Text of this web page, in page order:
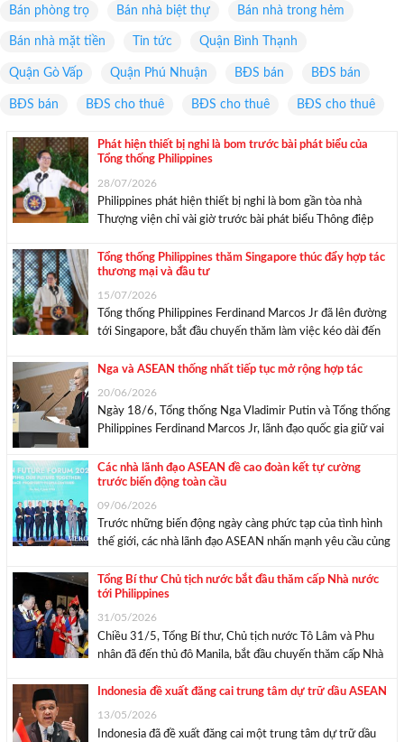
Bán phòng trọ Bán nhà biệt thự Bán nhà trong hẻm
Bán nhà mặt tiền Tin tức Quận Bình Thạnh
Quận Gò Vấp Quận Phú Nhuận BĐS bán BĐS bán
BĐS bán BĐS cho thuê BĐS cho thuê BĐS cho thuê
Phát hiện thiết bị nghi là bom trước bài phát biểu của
Tổng thống Philippines
28/07/2026
Philippines phát hiện thiết bị nghi là bom gần tòa nhà
Thượng viện chỉ vài giờ trước bài phát biểu Thông điệp
Theo Manila Times và Inquirer, một tài xế xe cứu hộ đã
phát ...
Tổng thống Philippines thăm Singapore thúc đẩy hợp tác
thương mại và đầu tư
15/07/2026
Tổng thống Philippines Ferdinand Marcos Jr đã lên đường
tới Singapore, bắt đầu chuyến thăm làm việc kéo dài đến
chia sẻ vào sáng 15/7 của bà Claire Castro – phát ngôn
viên Phủ ...
Nga và ASEAN thống nhất tiếp tục mở rộng hợp tác
20/06/2026
Ngày 18/6, Tổng thống Nga Vladimir Putin và Tổng thống
Philippines Ferdinand Marcos Jr, lãnh đạo quốc gia giữ vai
Hội nghị Cấp cao Kỷ niệm 35 năm quan hệ ASEAN – Nga.
...
Các nhà lãnh đạo ASEAN đề cao đoàn kết tự cường
trước biến động toàn cầu
09/06/2026
Trước những biến động ngày càng phức tạp của tình hình
thế giới, các nhà lãnh đạo ASEAN nhấn mạnh yêu cầu củng
cao năng lực tự cường để ứng phó hiệu ...
Tổng Bí thư Chủ tịch nước bắt đầu thăm cấp Nhà nước
tới Philippines
31/05/2026
Chiều 31/5, Tổng Bí thư, Chủ tịch nước Tô Lâm và Phu
nhân đã đến thủ đô Manila, bắt đầu chuyến thăm cấp Nhà
Tổng thống Philippines Ferdinand Romualdez Marcos Jr.
và Phu nhân. Tổng ...
Indonesia đề xuất đăng cai trung tâm dự trữ dầu ASEAN
13/05/2026
Indonesia đã đề xuất đăng cai một trung tâm dự trữ dầu